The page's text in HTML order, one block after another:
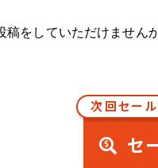
をしていただけません
次回セー
セ